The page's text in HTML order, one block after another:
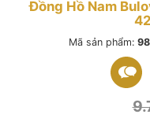
Đồng Hồ Nam
Mã sản phẩm: